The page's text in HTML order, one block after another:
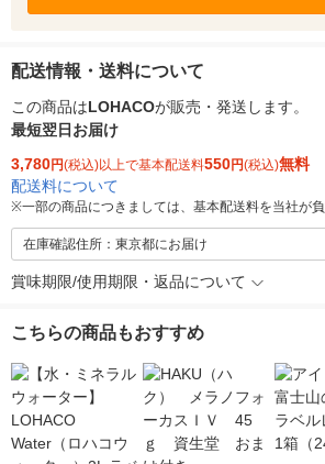
配送情報・送料について
この商品はLOHACOが販売・発送します。
最短翌日お届け
3,780円(税込)以上で基本配送料550円(税込)無料
配送料について
※一部の商品につきましては、基本配送料を当社が負
在庫確認住所：東京都にお届け
賞味期限/使用期限・返品について
こちらの商品もおすすめ